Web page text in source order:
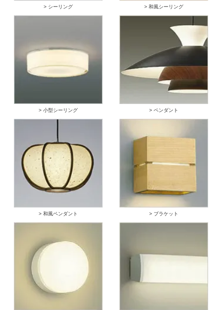
> シーリング > 和風シーリング
> 小型シーリング > ペンダント
> 和風ペンダント > ブラケット